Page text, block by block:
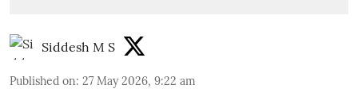
Siddesh M S
Published on: 27 May 2026, 9:22 am